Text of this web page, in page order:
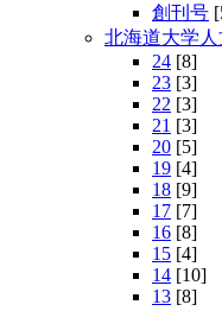
創刊号
北海道大学
24 [8]
23 [3]
22 [3]
21 [3]
20 [5]
19 [4]
18 [9]
17 [7]
16 [8]
15 [4]
14 [10]
13 [8]